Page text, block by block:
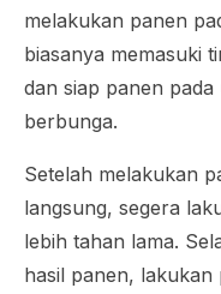
melakukan panen
biasanya memasuki
dan siap panen
berbunga.
Setelah melakukan
langsung, segera
lebih tahan lama.
hasil panen,